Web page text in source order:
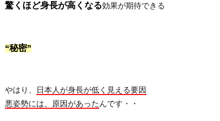
驚くほど身長が高くなる効果が期待できる
“秘密”
やはり、
日本人が身長が低く見える要因
悪姿勢には、原因があった んです・・